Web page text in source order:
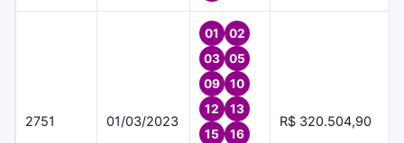
2751 01/03/2023
01
02
03
05
09
10
12
13
15
16
R$ 320.504,90